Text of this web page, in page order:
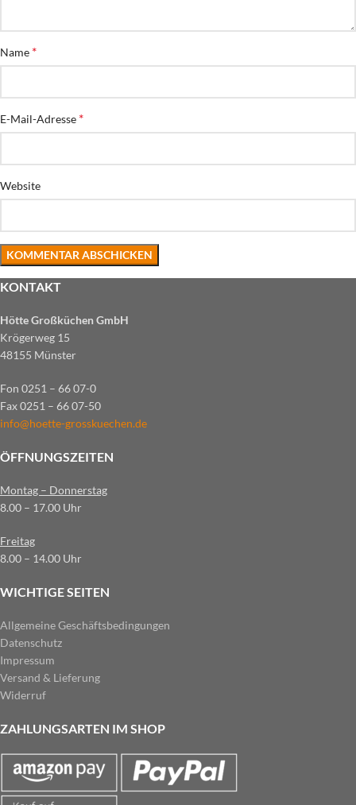
Name *
E-Mail-Adresse *
Website
KONTAKT
Hötte Großküchen GmbH
Krögerweg 15
48155 Münster
Fon 0251 – 66 07-0
Fax 0251 – 66 07-50
info@hoette-grosskuechen.de
ÖFFNUNGSZEITEN
Montag – Donnerstag
8.00 – 17.00 Uhr
Freitag
8.00 – 14.00 Uhr
WICHTIGE SEITEN
Allgemeine Geschäftsbedingungen
Datenschutz
Impressum
Versand & Lieferung
Widerruf
ZAHLUNGSARTEN IM SHOP